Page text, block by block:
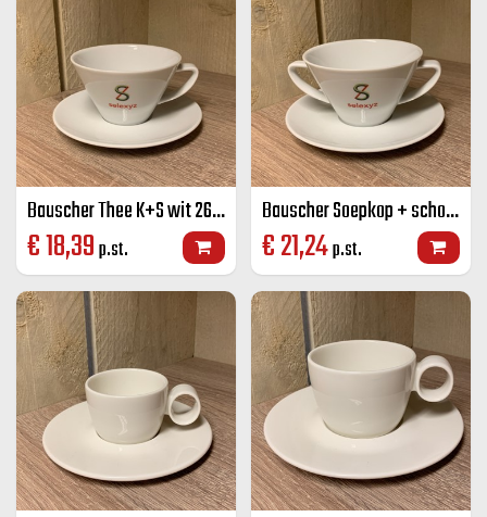
Bauscher Thee K+S wit 26 cl
€18,39p.st.
Bauscher Soepkop + schotel wit 26 cl
€21,24p.st.